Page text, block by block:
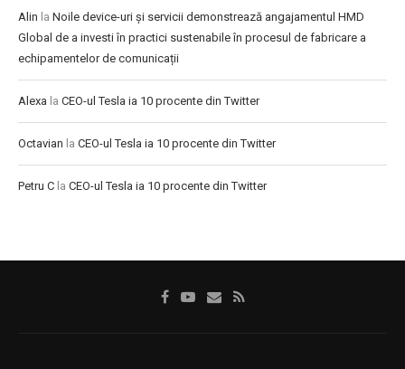
Alin la Noile device-uri și servicii demonstrează angajamentul HMD
Global de a investi în practici sustenabile în procesul de fabricare a
echipamentelor de comunicații
Alexa la CEO-ul Tesla ia 10 procente din Twitter
Octavian la CEO-ul Tesla ia 10 procente din Twitter
Petru C la CEO-ul Tesla ia 10 procente din Twitter